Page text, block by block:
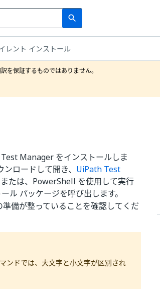
search
Search
レント インストール
を保証するものではありません。
Manager をインストールしま
ロードして開き、 UiPath Test
たは、PowerShell を使用して実行
ル パッケージを呼び出します。
備が整っていることを確認してくだ
ンドでは、大文字と小文字が区別され